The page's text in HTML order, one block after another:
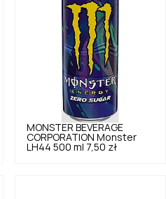
MONSTER BEVERAGE
CORPORATION Monster
LH44 500 ml 7,50 zł